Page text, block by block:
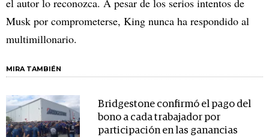
el autor lo reconozca. A pesar de los serios intentos de
Musk por comprometerse, King nunca ha respondido al
multimillonario.
MIRA TAMBIÉN
Bridgestone confirmó el pago del
bono a cada trabajador por
participación en las ganancias